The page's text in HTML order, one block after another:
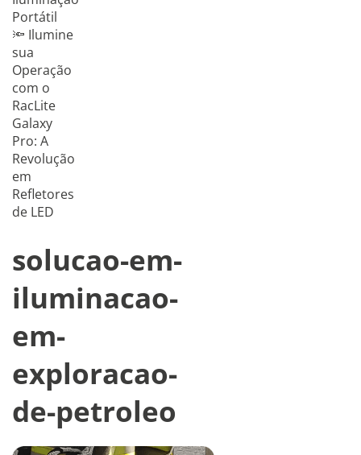
Portátil
🔦 Ilumine
sua
Operação
com o
RacLite
Galaxy
Pro: A
Revolução
em
Refletores
de LED
solucao-em-
iluminacao-
em-
exploracao-
de-petroleo